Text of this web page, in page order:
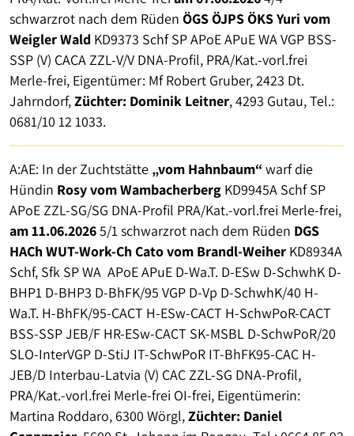
schwarzrot nach dem Rüden ÖGS ÖJPS ÖKS Yuri vom
Weigler Wald KD9373 Schf SP APoE APuE WA VGP BSS-
SSP (V) CACA ZZL-V/V DNA-Profil, PRA/Kat.-vorl.frei
Merle-frei, Eigentümer: Mf Robert Gruber, 2423 Dt.
Jahrndorf,Züchter: Dominik Leitner, 4293 Gutau, Tel.:
0681/10 12 1033.
A:AE: In der Zuchtstätte „vom Hahnbaum“ warf die
Hündin Rosy vom Wambacherberg KD9945A Schf SP
APoE ZZL-SG/SG DNA-Profil PRA/Kat.-vorl.frei Merle-frei,
am 11.06.20265/1 schwarzrot nach dem Rüden DGS
HACh WUT-Work-Ch Cato vom Brandl-Weiher KD8934A
Schf, Sfk SP WA APoE APuE D-Wa.T. D-ESw D-SchwhK D-
BHP1 D-BHP3 D-BhFK/95 VGP D-Vp D-SchwhK/40 H-
Wa.T. H-BhFK/95-CACT H-ESw-CACT H-SchwPoR-CACT
BSS-SSP JEB/F HR-ESw-CACT SK-MSBL D-SchwPoR/20
SLO-InterVGP D-StiJ IT-SchwPoR IT-BhFK95-CAC H-
JEB/D Interbau-Latvia (V) CAC ZZL-SG DNA-Profil,
PRA/Kat.-vorl.frei Merle-frei OI-frei, Eigentümerin:
Martina Roddaro, 6300 Wörgl,Züchter: Daniel